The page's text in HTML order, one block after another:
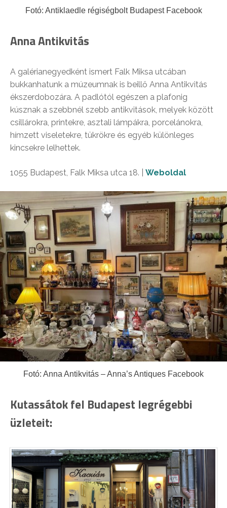
Fotó: Antiklaedle régiségbolt Budapest Facebook
Anna Antikvitás
A galérianegyedként ismert Falk Miksa utcában
bukkanhatunk a múzeumnak is beillő Anna Antikvitás
ékszerdobozára. A padlótól egészen a plafonig
kúsznak a szebbnél szebb antikvitások, melyek között
csillárokra, printekre, asztali lámpákra, porcelánokra,
hímzett viseletekre, tükrökre és egyéb különleges
kincsekre lelhettek.
1055 Budapest, Falk Miksa utca 18. | Weboldal
Fotó: Anna Antikvitás – Anna’s Antiques Facebook
Kutassátok fel Budapest legrégebbi
üzleteit: